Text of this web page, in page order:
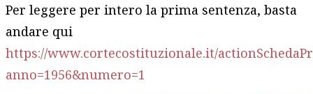
Per leggere per intero la prima sentenza, basta
andare qui
https://www.cortecostituzionale.it/
anno=1956&numero=1